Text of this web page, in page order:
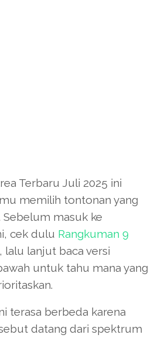
Terbaru Juli 2025 ini
memilih tontonan yang
masuk ke
cek dulu Rangkuman 9
, lalu lanjut baca versi
untuk tahu mana yang
terasa berbeda karena
datang dari spektrum